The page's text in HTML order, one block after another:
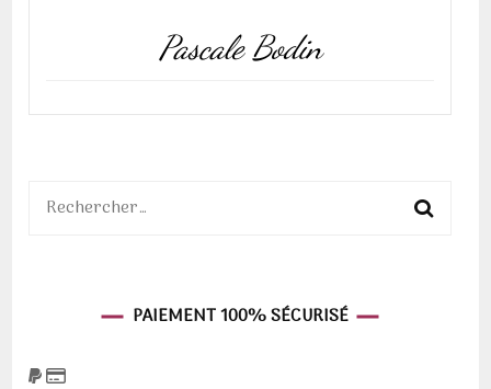
Pascale Bodin
Rechercher :
PAIEMENT 100% SÉCURISÉ